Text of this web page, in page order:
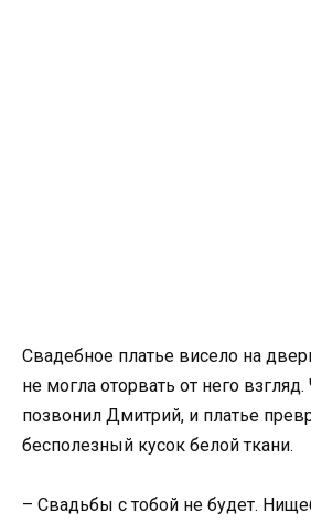
Свадебное платье висело на
не могла оторвать от него
позвонил Дмитрий, и платье
бесполезный кусок белой ткани.
– Свадьбы с тобой не будет.